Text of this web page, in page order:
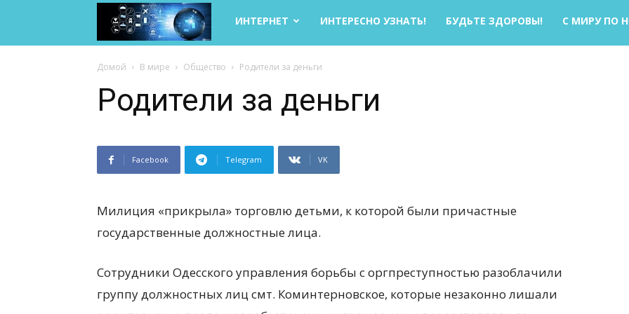
Life
Internet
ИНТЕРНЕТ ИНТЕРЕСНО УЗНАТЬ! БУДЬТЕ ЗДОРОВЫ! С МИРУ ПО
Домой В мире Общество Родители за деньги
Родители за деньги
Facebook Telegram VK
Милиция «прикрыла» торговлю детьми, к которой были причастные
государственные должностные лица.
Сотрудники Одесского управления борьбы с оргпреступностью разоблачили
группу должностных лиц смт. Коминтерновское, которые незаконно лишали